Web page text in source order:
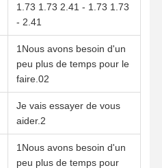
1.73 1.73 2.41 - 1.73 1.73
- 2.41
1Nous avons besoin d'un
peu plus de temps pour le
faire.02
Je vais essayer de vous
aider.2
1Nous avons besoin d'un
peu plus de temps pour